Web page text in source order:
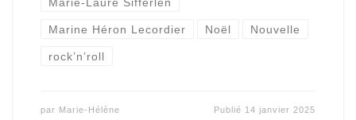
Marine Héron Lecordier Noël Nouvelle
rock’n’roll
par Marie-Hélène Publié 14 janvier 2025